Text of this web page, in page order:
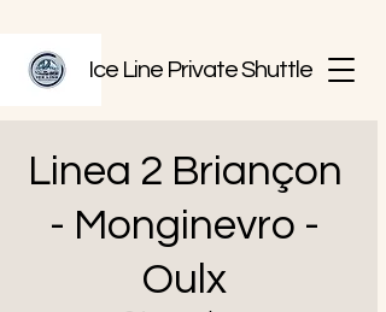
Ice Line Private Shuttle
Linea 2 Briançon
- Monginevro -
Oulx